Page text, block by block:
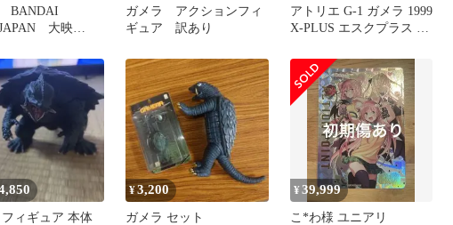
BANDAI
大映
ガメラ アクションフィ
ギュア 訳あり
アトリエ G-1 ガメラ 1999
X-PLUS エスクプラス 奥
ィギュア 本体
¥3,200
ガメラ セット
¥39,999
こ*わ様 ユニアリ